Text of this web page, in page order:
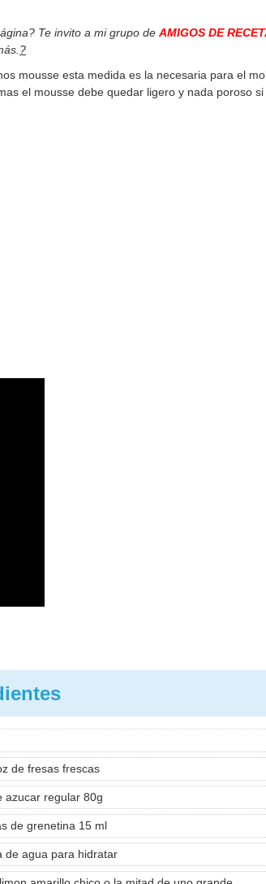
Te invito a mi grupo de AMIGOS DE
?
mousse esta medida es la necesaria para el
el mousse debe quedar ligero y nada poroso
de fresas frescas
azucar regular 80g
de grenetina 15 ml
de agua para hidratar